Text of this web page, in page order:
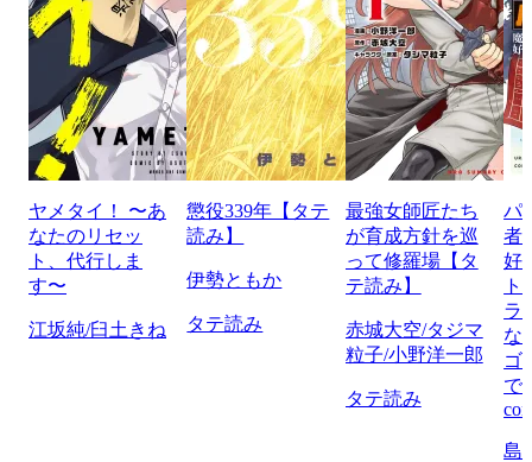
ヤメタイ！ 〜あ
なたのリセッ
ト、代行しま
す〜
江坂純/臼土きね
懲役339年【タテ
読み】
伊勢ともか
タテ読み
最強女師匠たち
が育成方針を巡
って修羅場【タ
テ読み】
赤城大空/タジマ
粒子/小野洋一郎
タテ読み
パ
者
好
ト
ラ
な
ゴ
で
島